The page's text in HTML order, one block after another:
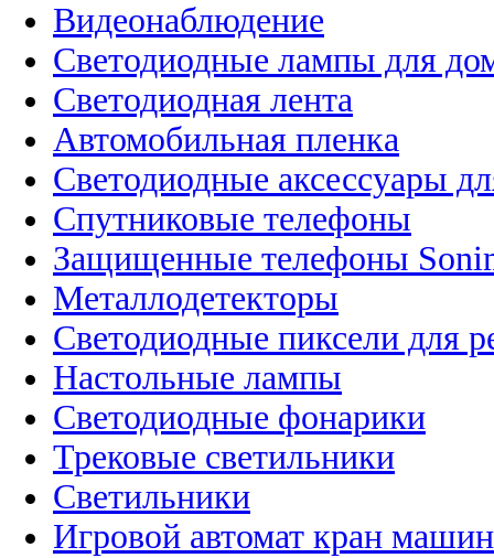
Видеонаблюдение
Светодиодные лампы для
Светодиодная лента
Автомобильная пленка
Светодиодные аксессуары
Спутниковые телефоны
Защищенные телефоны
Металлодетекторы
Светодиодные пиксели для
Настольные лампы
Светодиодные фонарики
Трековые светильники
Светильники
Игровой автомат кран